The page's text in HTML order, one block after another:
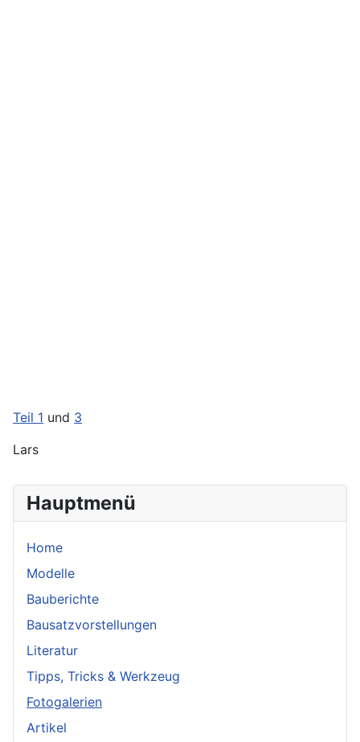
Hauptmenü
Home
Modelle
Bauberichte
Bausatzvorstellungen
Literatur
Tipps, Tricks & Werkzeug
Fotogalerien
Artikel
Teil 1 und 3
Lars